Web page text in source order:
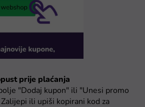
prije plaćanja
"Dodaj kupon" ili "Unesi promo
ili upiši kopirani kod za